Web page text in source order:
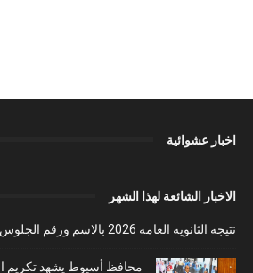
اخبار عشوائية
الاخبار الشائعة لهذا الشهر
نتيجه الثانويه العامه 2026 بالاسم ورقم الجلوس
محافظ أسيوط يشهد تكريم